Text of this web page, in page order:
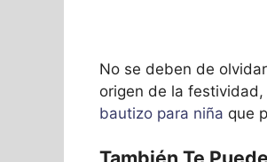
No se deben de
origen de la
bautizo para niña que